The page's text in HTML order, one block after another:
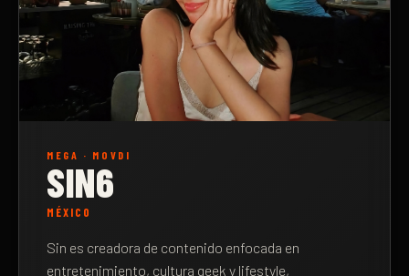
MEGA · MOVDI
SIN6
MÉXICO
Sin es creadora de contenido enfocada en
entretenimiento, cultura geek y lifestyle,